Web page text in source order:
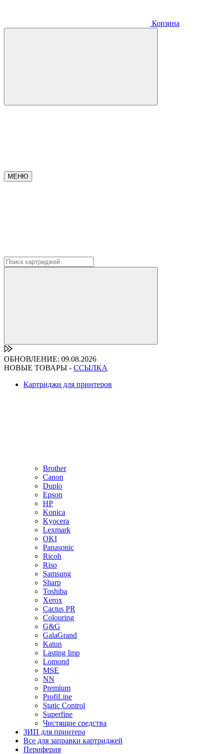
Корзина
МЕНЮ
ОБНОВЛЕНИЕ: 09.08.2026
НОВЫЕ ТОВАРЫ - ССЫЛКА
Картриджи для принтеров
Brother
Canon
Duplo
Epson
HP
Konica
Kyocera
Lexmark
OKI
Panasonic
Ricoh
Riso
Samsung
Sharp
Toshiba
Xerox
Cactus PR
Colouring
G&G
GalaGrand
Katun
Lasting Imp
Lomond
MSE
NN
Premium
ProfiLine
Static Control
Superfine
Чистящие средства
ЗИП для принтера
Все для заправки картриджей
Периферия